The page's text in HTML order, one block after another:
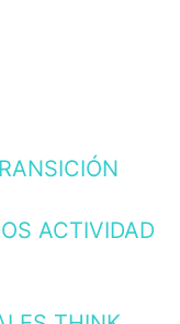
ACTIVIDAD